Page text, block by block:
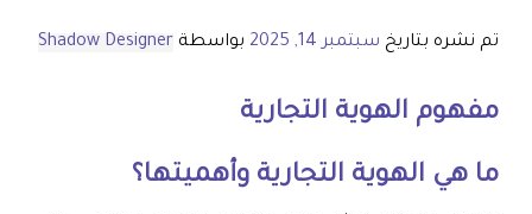
تم نشره بتاريخ سبتمبر 14, 2025 بواسطة Shadow Designer
مفهوم الهوية التجارية
ما هي الهوية التجارية وأهميتها؟